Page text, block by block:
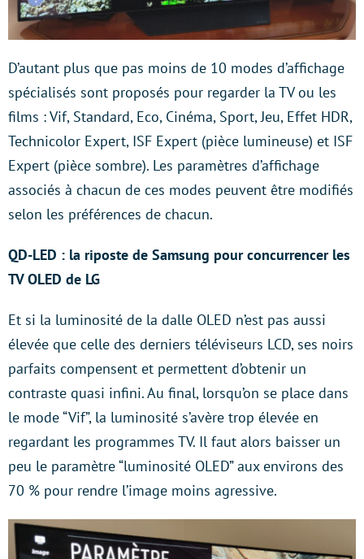
D’autant plus que pas moins de 10 modes d’affichage
spécialisés sont proposés pour regarder la TV ou les
films : Vif, Standard, Eco, Cinéma, Sport, Jeu, Effet HDR,
Technicolor Expert, ISF Expert (pièce lumineuse) et ISF
Expert (pièce sombre). Les paramètres d’affichage
associés à chacun de ces modes peuvent être modifiés
selon les préférences de chacun.
QD-LED : la riposte de Samsung pour concurrencer les
TV OLED de LG
Et si la luminosité de la dalle OLED n’est pas aussi
élevée que celle des derniers téléviseurs LCD, ses noirs
parfaits compensent et permettent d’obtenir un
contraste quasi infini. Au final, lorsqu’on se place dans
le mode “Vif”, la luminosité s’avère trop élevée en
regardant les programmes TV. Il faut alors baisser un
peu le paramètre “luminosité OLED” aux environs des
70 % pour rendre l’image moins agressive.